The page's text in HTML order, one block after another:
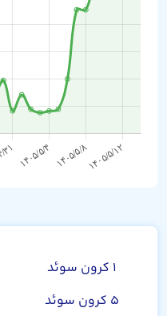
۱ کرون سوئد
۵ کرون سوئد